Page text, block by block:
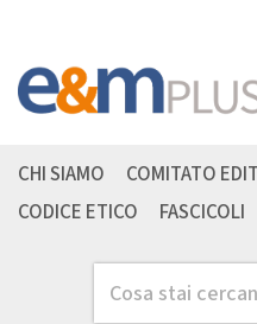
Cerca
CHI SIAMO COMITATO
CODICE ETICO
FASCICOLI